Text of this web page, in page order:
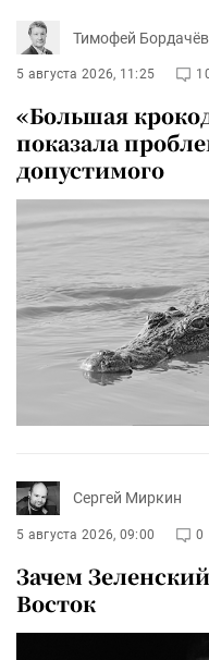
Тимофей Бордачёв
5 августа 2026, 11:25
«Большая
показала
допустимого
Сергей Миркин
5 августа 2026, 09:00 0
Зачем
Восток